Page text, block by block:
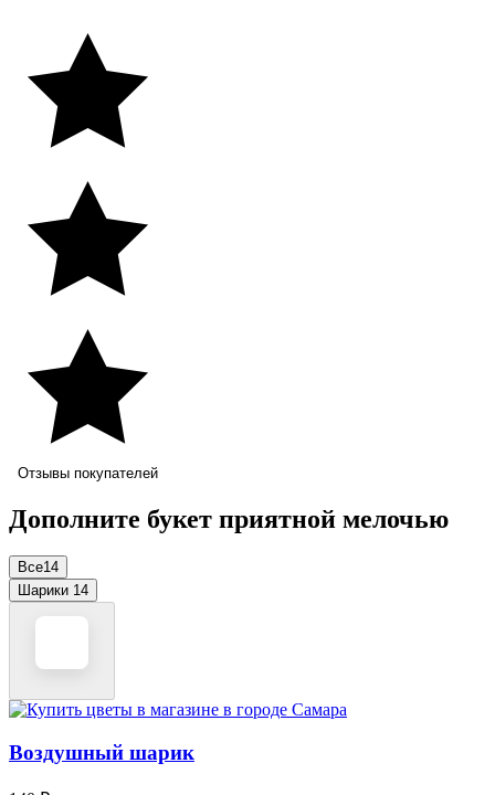
Отзывы покупателей
Дополните букет приятной мелочью
Все14
Шарики 14
Воздушный шарик